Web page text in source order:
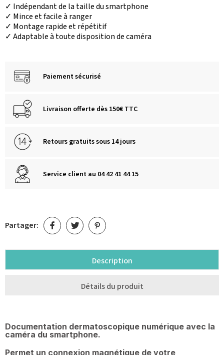
✓ Indépendant de la taille du smartphone
✓ Mince et facile à ranger
✓ Montage rapide et répétitif
✓ Adaptable à toute disposition de caméra
Paiement sécurisé
Livraison offerte dès 150€ TTC
Retours gratuits sous 14 jours
Service client au 04 42 41 44 15
Partager:
Description
Détails du produit
Documentation dermatoscopique numérique avec la
caméra du smartphone.
Permet un connexion magnétique de votre